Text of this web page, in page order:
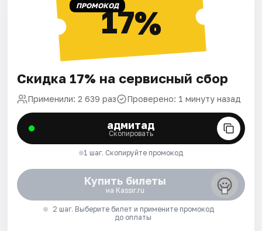
ПРОМОКОД17%
Скидка 17% на сервисный сбор
Применили: 2 639 раз Проверено: 1 минуту назад
адмитад
Скопировать
1 шаг. Скопируйте промокод
Купить билеты
на Kassir.ru
2 шаг. Выберите билет и примените промокод
до оплаты